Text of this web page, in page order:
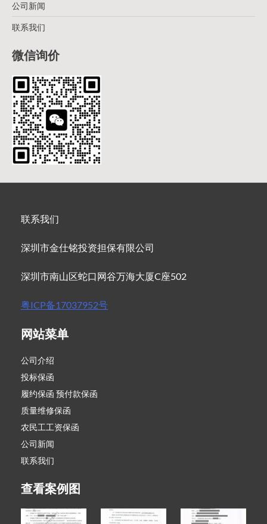
公司新闻
联系我们
微信询价
联系我们
深圳市金仕铭投资担保有限公司
深圳市南山区蛇口网谷万海大厦C座502
粤ICP备17037952号
网站菜单
公司介绍
投标保函
履约保函 预付款保函
质量维修保函
农民工工资保函
公司新闻
联系我们
查看案例图